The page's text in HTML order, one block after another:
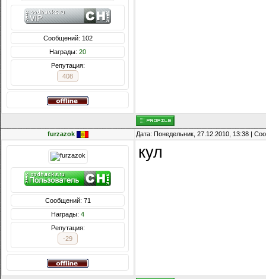
Сообщений: 102
Награды: 20
Репутация:
408
furzazok Дата: Понедельник, 27.12.2010, 13:38 |
Сообщений: 71
Награды: 4
Репутация:
-29
кул